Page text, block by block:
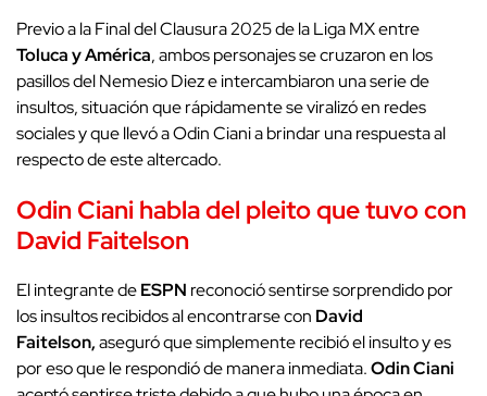
Previo a la Final del Clausura 2025 de la Liga MX entre
Toluca y América, ambos personajes se cruzaron en los
pasillos del Nemesio Diez e intercambiaron una serie de
insultos, situación que rápidamente se viralizó en redes
sociales y que llevó a Odin Ciani a brindar una respuesta al
respecto de este altercado.
Odin Ciani habla del pleito que tuvo con
David Faitelson
El integrante deESPN reconoció sentirse sorprendido por
los insultos recibidos al encontrarse con David
Faitelson,aseguró que simplemente recibió el insulto y es
por eso que le respondió de manera inmediata.Odin Ciani